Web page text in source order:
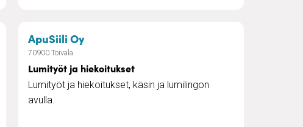
ApuSiili Oy– Lumityöt ja hiekoitukset
70900 Toivala
Lumityöt ja hiekoitukset
Lumityöt ja hiekoitukset, käsin ja lumilingon
avulla.